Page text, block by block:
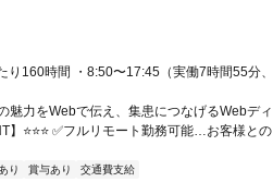
160時間 ・8:50〜17:45（実働7時間55分、
魅力をWebで伝え、集患につなげるWebディ
】⭐⭐⭐ ✅フルリモート勤務可能…お客様との
り 賞与あり 交通費支給